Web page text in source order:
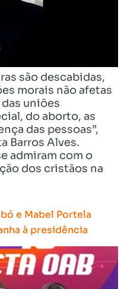
são descabidas,
morais não afetas
uniões
do aborto, as
das pessoas”,
Barros Alves.
admiram com o
dos cristãos na
e Mabel Portela
à presidência